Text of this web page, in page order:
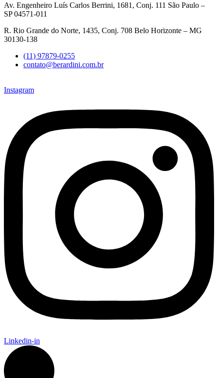
Av. Engenheiro Luís Carlos Berrini, 1681, Conj. 111 São Paulo –
SP 04571-011
R. Rio Grande do Norte, 1435, Conj. 708 Belo Horizonte – MG
30130-138
(11) 97879-0255
contato@berardini.com.br
Instagram
Linkedin-in